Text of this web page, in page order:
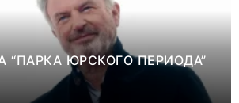
“ПАРКА ЮРСКОГО ПЕРИОДА”